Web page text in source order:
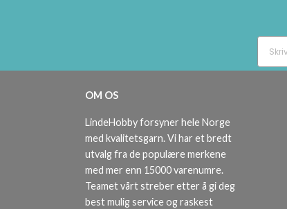
OM OS
LindeHobby forsyner hele Norge
med kvalitetsgarn. Vi har et bredt
utvalg fra de populære merkene
med mer enn 15000 varenumre.
Teamet vårt streber etter å gi deg
best mulig service og raskest